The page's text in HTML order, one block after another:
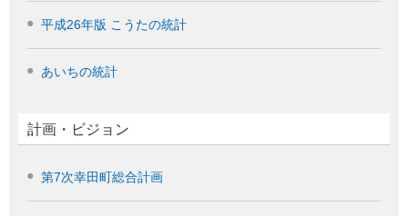
平成26年版 こうたの統計
あいちの統計
計画・ビジョン
第7次幸田町総合計画